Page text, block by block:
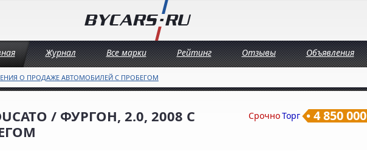
Журнал Все марки Рейтинг Отзывы Объявления
О ПРОДАЖЕ АВТОМОБИЛЕЙ С ПРОБЕГОМ
/ ФУРГОН, 2.0, 2008 С
СрочноТорг 4 850 000